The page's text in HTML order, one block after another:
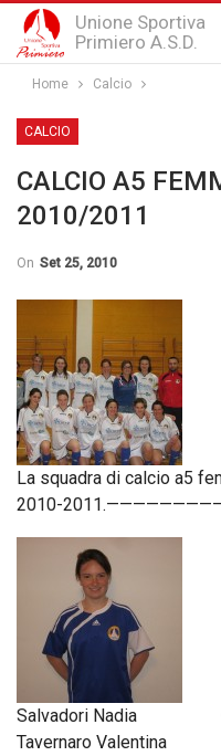
Unione Sportiva
Primiero A.S.D.
Home Calcio
CALCIO
CALCIO A5
2010/2011
On Set 25, 2010
La squadra di calcio a5
2010-
Salvadori Nadia
Tavernaro Valentina